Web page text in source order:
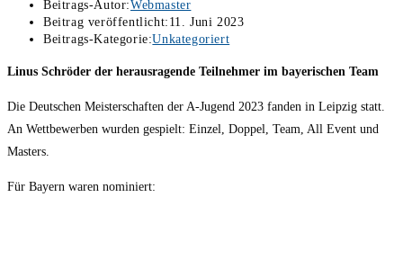
Beitrags-Autor:Webmaster
Beitrag veröffentlicht: 11. Juni 2023
Beitrags-Kategorie:Unkategoriert
Linus Schröder der herausragende Teilnehmer im bayerischen Team
Die Deutschen Meisterschaften der A-Jugend 2023 fanden in Leipzig statt.
An Wettbewerben wurden gespielt: Einzel, Doppel, Team, All Event und
Masters.
Für Bayern waren nominiert: